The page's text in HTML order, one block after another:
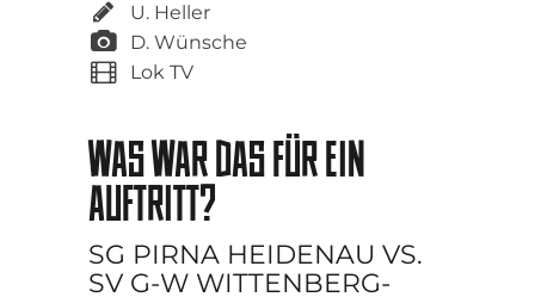
U. Heller
D. Wünsche
Lok TV
WAS WAR DAS FÜR EIN
AUFTRITT?
SG PIRNA HEIDENAU VS.
SV G-W WITTENBERG-